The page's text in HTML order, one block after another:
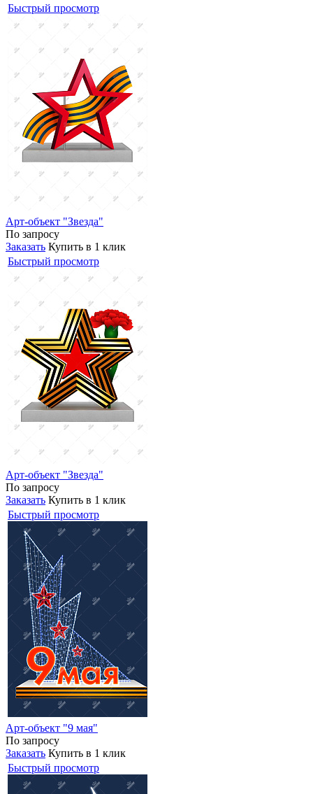
Быстрый просмотр
Арт-объект "Звезда"
По запросу
Заказать Купить в 1 клик
Быстрый просмотр
Арт-объект "Звезда"
По запросу
Заказать Купить в 1 клик
Быстрый просмотр
Арт-объект "9 мая"
По запросу
Заказать Купить в 1 клик
Быстрый просмотр